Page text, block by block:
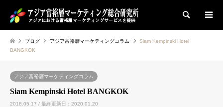
検索
ブログ アジア富裕層マーケティングコラム
Siam Kempinski Hotel
BANGKOK
アジア富裕層マーケティングコラム
Siam Kempinski Hotel BANGKOK
2018.05.17 / 最終更新日：2020.01.20